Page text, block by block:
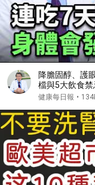
降膽固醇、護
檔與5大飲食禁
健康每日報 •